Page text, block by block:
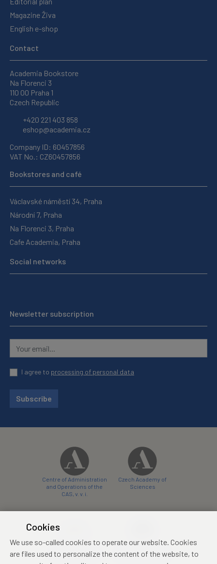
Magazine Živa
English e-shop
Contact
Academia Bookstore
Na Florenci 3
110 00 Praha 1
Czech Republic
+420 221 403 858
eshop@academia.cz
Company ID: 60457856
VAT No.: CZ60457856
Bookstores and café
Václavské náměstí 34, Praha
Národní 7, Praha
Na Florenci 3, Praha
Cafe Academia, Praha
Social networks
Newsletter subscription
I agree to processing of personal data
Subscribe
Centre of Administration
and Operations of the
CAS, v. v. i.
Czech Academy of
Sciences
conference centre
konferenční centrum
Cookies
We use so-called cookies to operate our website. Cookies
are files used to personalize the content of the website, to